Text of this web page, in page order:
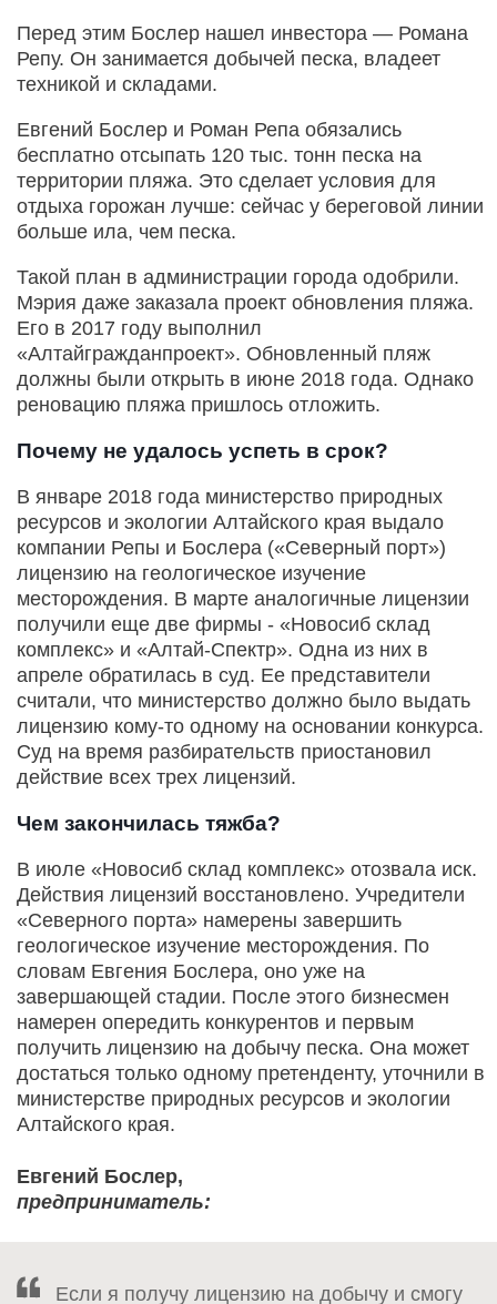
Перед этим Бослер нашел инвестора — Романа
Репу. Он занимается добычей песка, владеет
техникой и складами.
Евгений Бослер и Роман Репа обязались
бесплатно отсыпать 120 тыс. тонн песка на
территории пляжа. Это сделает условия для
отдыха горожан лучше: сейчас у береговой линии
больше ила, чем песка.
Такой план в администрации города одобрили.
Мэрия даже заказала проект обновления пляжа.
Его в 2017 году выполнил
«Алтайгражданпроект». Обновленный пляж
должны были открыть в июне 2018 года. Однако
реновацию пляжа пришлось отложить.
Почему не удалось успеть в срок?
В январе 2018 года министерство природных
ресурсов и экологии Алтайского края выдало
компании Репы и Бослера («Северный порт»)
лицензию на геологическое изучение
месторождения. В марте аналогичные лицензии
получили еще две фирмы - «Новосиб склад
комплекс» и «Алтай-Спектр». Одна из них в
апреле обратилась в суд. Ее представители
считали, что министерство должно было выдать
лицензию кому-то одному на основании конкурса.
Суд на время разбирательств приостановил
действие всех трех лицензий.
Чем закончилась тяжба?
В июле «Новосиб склад комплекс» отозвала иск.
Действия лицензий восстановлено. Учредители
«Северного порта» намерены завершить
геологическое изучение месторождения. По
словам Евгения Бослера, оно уже на
завершающей стадии. После этого бизнесмен
намерен опередить конкурентов и первым
получить лицензию на добычу песка. Она может
достаться только одному претенденту, уточнили в
министерстве природных ресурсов и экологии
Алтайского края.
Евгений Бослер,
предприниматель:
Если я получу лицензию на добычу и смогу